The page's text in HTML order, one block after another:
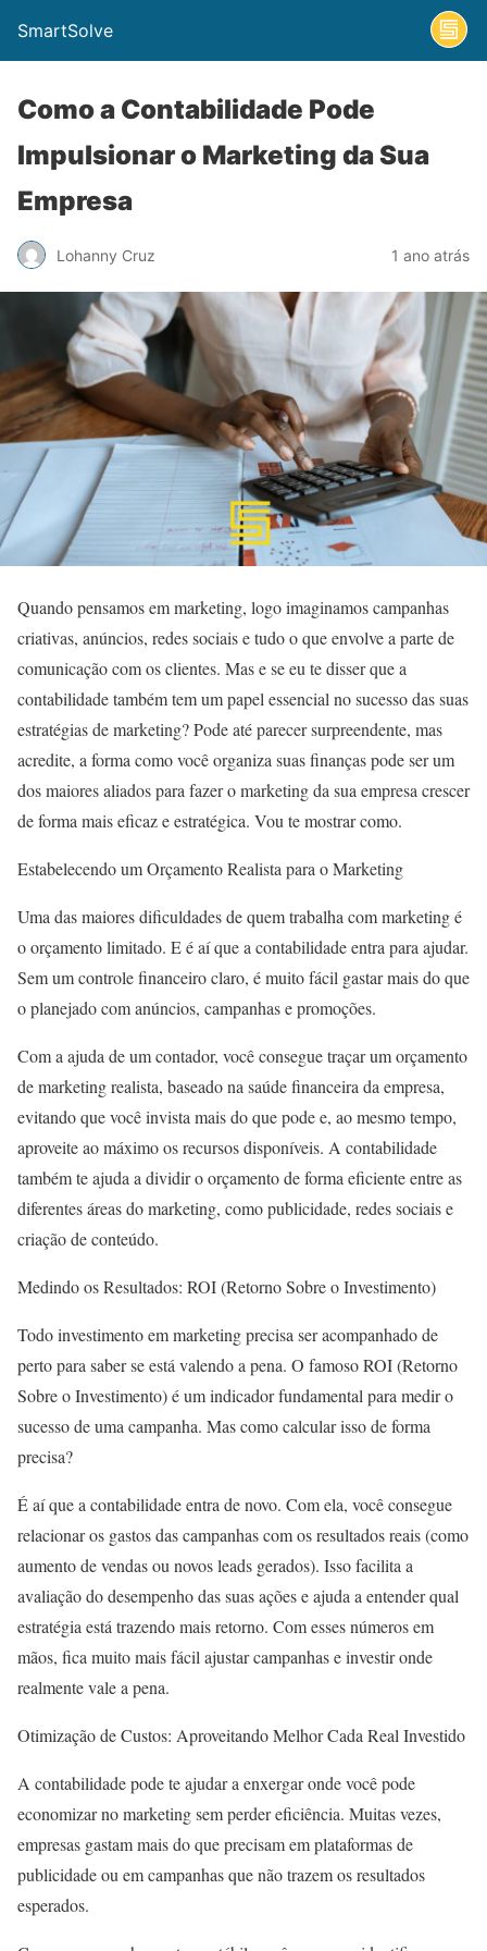
SmartSolve
Como a Contabilidade Pode
Impulsionar o Marketing da Sua
Empresa
Lohanny Cruz 1 ano atrás
Quando pensamos em marketing, logo imaginamos campanhas
criativas, anúncios, redes sociais e tudo o que envolve a parte de
comunicação com os clientes. Mas e se eu te disser que a
contabilidade também tem um papel essencial no sucesso das suas
estratégias de marketing? Pode até parecer surpreendente, mas
acredite, a forma como você organiza suas finanças pode ser um
dos maiores aliados para fazer o marketing da sua empresa crescer
de forma mais eficaz e estratégica. Vou te mostrar como.
Estabelecendo um Orçamento Realista para o Marketing
Uma das maiores dificuldades de quem trabalha com marketing é
o orçamento limitado. E é aí que a contabilidade entra para ajudar.
Sem um controle financeiro claro, é muito fácil gastar mais do que
o planejado com anúncios, campanhas e promoções.
Com a ajuda de um contador, você consegue traçar um orçamento
de marketing realista, baseado na saúde financeira da empresa,
evitando que você invista mais do que pode e, ao mesmo tempo,
aproveite ao máximo os recursos disponíveis. A contabilidade
também te ajuda a dividir o orçamento de forma eficiente entre as
diferentes áreas do marketing, como publicidade, redes sociais e
criação de conteúdo.
Medindo os Resultados: ROI (Retorno Sobre o Investimento)
Todo investimento em marketing precisa ser acompanhado de
perto para saber se está valendo a pena. O famoso ROI (Retorno
Sobre o Investimento) é um indicador fundamental para medir o
sucesso de uma campanha. Mas como calcular isso de forma
precisa?
É aí que a contabilidade entra de novo. Com ela, você consegue
relacionar os gastos das campanhas com os resultados reais (como
aumento de vendas ou novos leads gerados). Isso facilita a
avaliação do desempenho das suas ações e ajuda a entender qual
estratégia está trazendo mais retorno. Com esses números em
mãos, fica muito mais fácil ajustar campanhas e investir onde
realmente vale a pena.
Otimização de Custos: Aproveitando Melhor Cada Real Investido
A contabilidade pode te ajudar a enxergar onde você pode
economizar no marketing sem perder eficiência. Muitas vezes,
empresas gastam mais do que precisam em plataformas de
publicidade ou em campanhas que não trazem os resultados
esperados.